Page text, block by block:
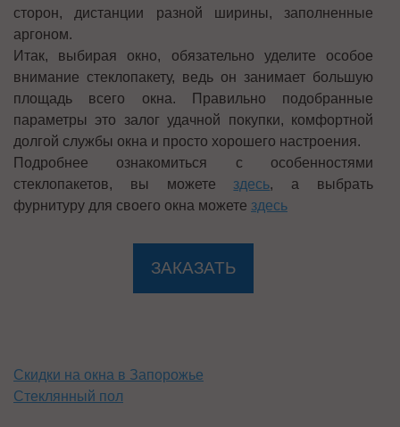
сторон, дистанции разной ширины, заполненные
аргоном.
Итак, выбирая окно, обязательно уделите особое
внимание стеклопакету, ведь он занимает большую
площадь всего окна. Правильно подобранные
параметры это залог удачной покупки, комфортной
долгой службы окна и просто хорошего настроения.
Подробнее ознакомиться с особенностями
стеклопакетов, вы можете здесь, а выбрать
фурнитуру для своего окна можете здесь
ЗАКАЗАТЬ
Скидки на окна в Запорожье
Стеклянный пол